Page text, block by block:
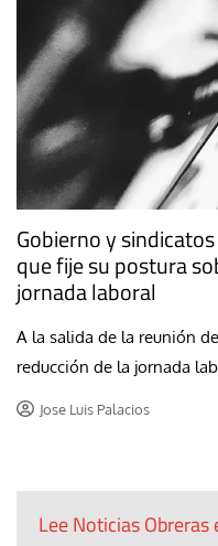
Gobierno y
que fije su postura
jornada laboral
A la salida de la reunión
reducción de la jornada
Jose Luis Palacios
Lee Noticias